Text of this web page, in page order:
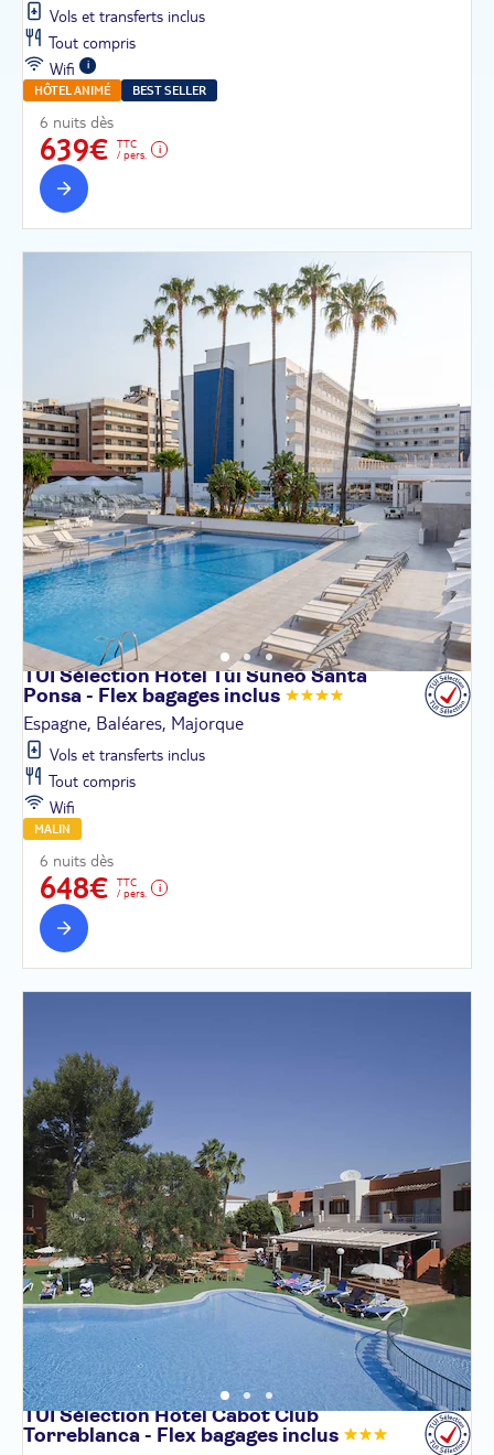
Vols et transferts inclus
Tout compris
Wifi
HÔTEL ANIMÉ BEST SELLER
6 nuits dès
639€
TTC
/ pers.
TUI Sélection Hôtel Tui Suneo Santa
Ponsa - Flex bagages inclus
Espagne, Baléares, Majorque
Vols et transferts inclus
Tout compris
Wifi
MALIN
6 nuits dès
648€
TTC
/ pers.
TUI Sélection Hôtel Cabot Club
Torreblanca - Flex bagages inclus